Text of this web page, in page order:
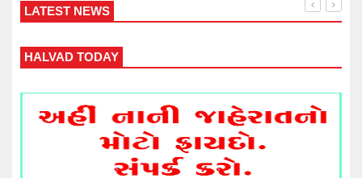
LATEST NEWS
WANKANER TODAY